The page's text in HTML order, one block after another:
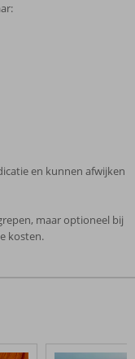
en kunnen afwijken
maar optioneel bij
kosten.